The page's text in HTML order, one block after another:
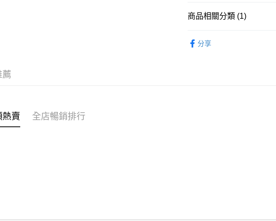
WeChat Pay
送貨方式
商品相關分類 (1)
分享
薦
賣 全店暢銷排行